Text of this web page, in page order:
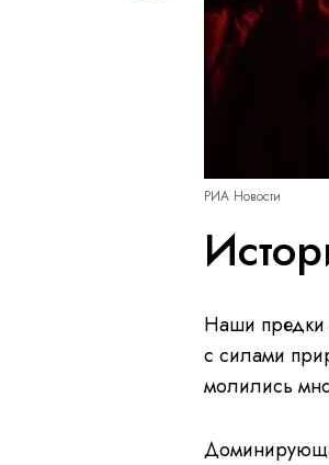
РИА Новости
Наши предки
с силами
молились